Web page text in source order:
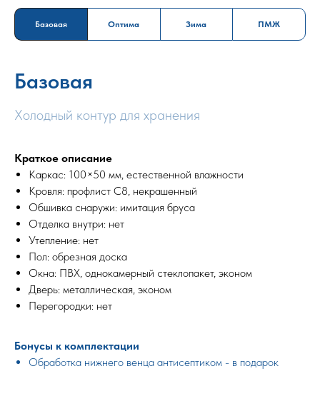
Базовая Оптима Зима ПМЖ
Базовая
Холодный контур для хранения
Краткое описание
Каркас: 100×50 мм, естественной влажности
Кровля: профлист С8, некрашенный
Обшивка снаружи: имитация бруса
Отделка внутри: нет
Утепление: нет
Пол: обрезная доска
Окна: ПВХ, однокамерный стеклопакет, эконом
Дверь: металлическая, эконом
Перегородки: нет
Бонусы к комплектации
Обработка нижнего венца антисептиком - в подарок